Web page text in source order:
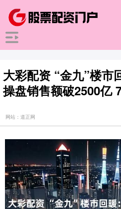
大彩配资 “金九”楼市
操盘销售额破2500亿
网站：道正网